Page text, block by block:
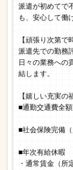
派遣が初めてで
も、安心して働
【頑張り次第で
派遣先での勤務
日々の業務への
結します。
【嬉しい充実の
■通勤交通費全
■社会保険完備
■年次有給休暇
・通常賃金（所